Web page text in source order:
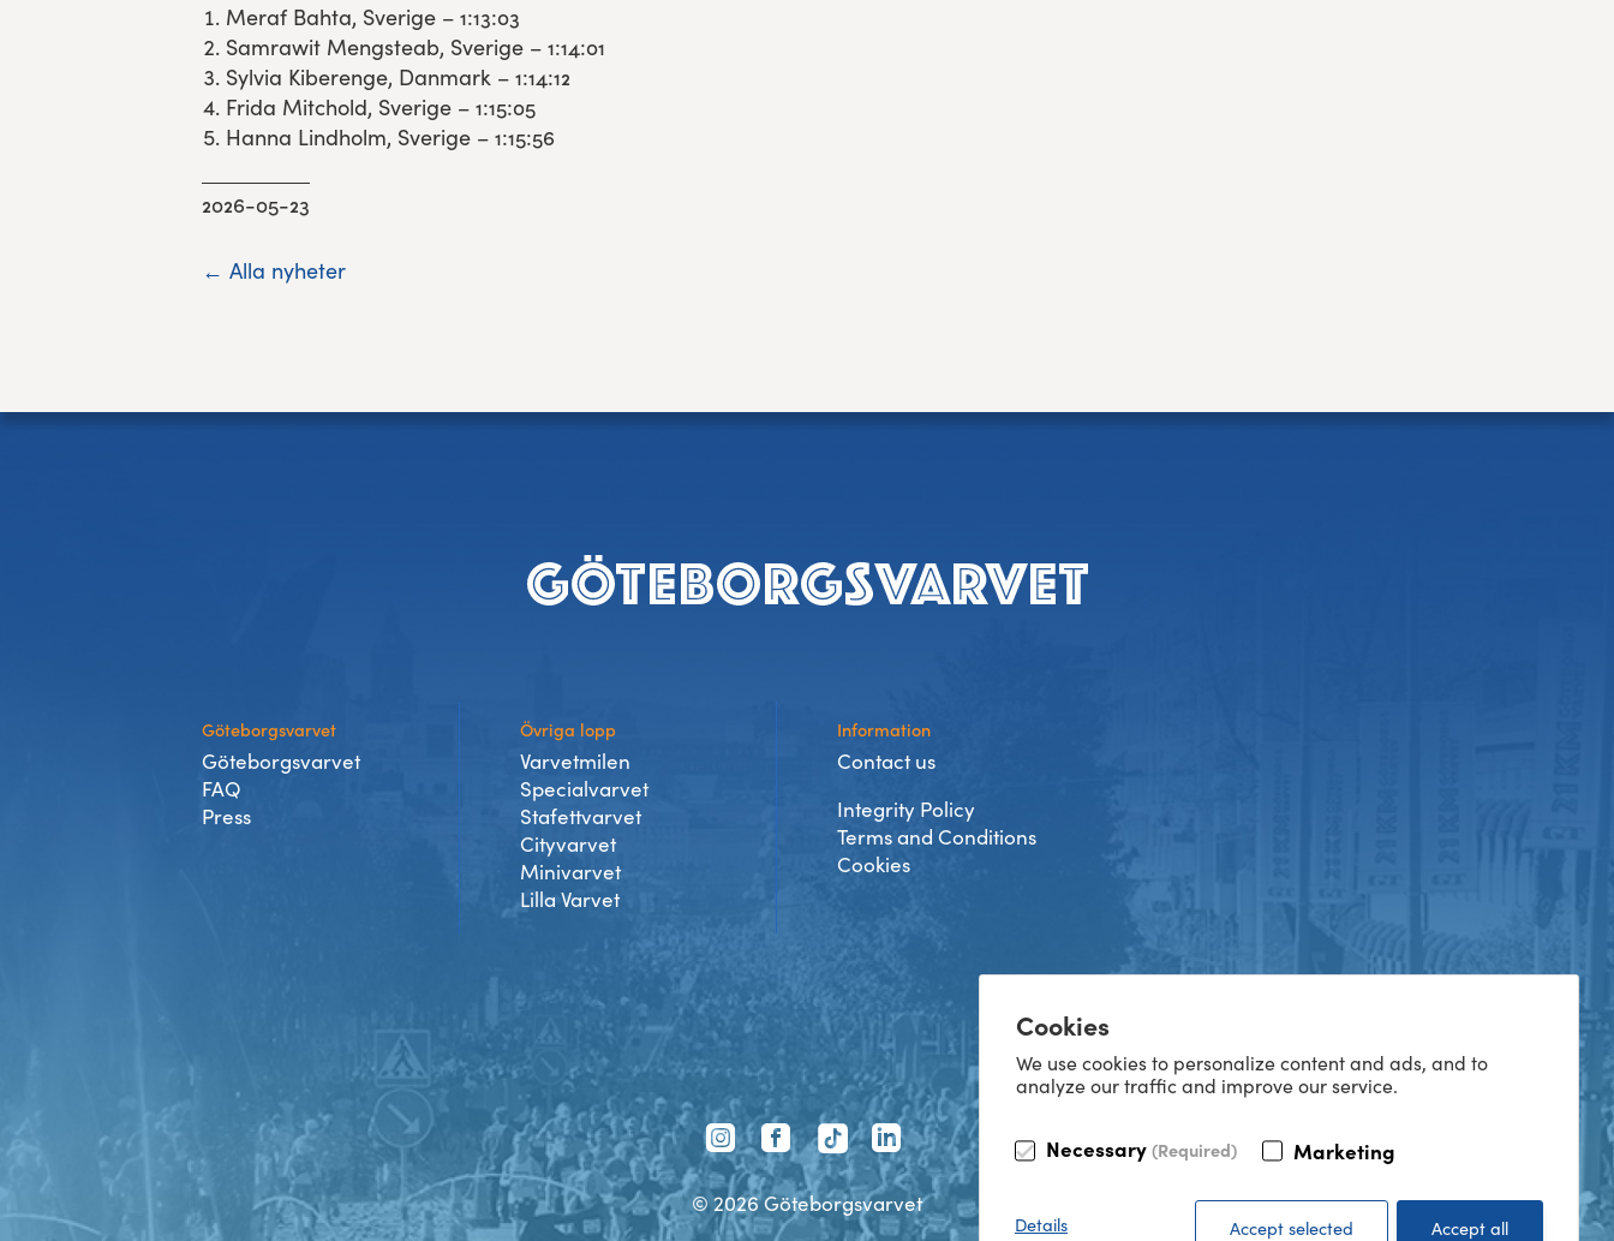
Cookies
We use cookies to personalize content and ads, and to
analyze our traffic and improve our service.
Necessary (Required) Marketing
Details
Meraf Bahta, Sverige – 1:13:03
Samrawit Mengsteab, Sverige – 1:14:01
Sylvia Kiberenge, Danmark – 1:14:12
Frida Mitchold, Sverige – 1:15:05
Hanna Lindholm, Sverige – 1:15:56
2026-05-23
← Alla nyheter
Göteborgsvarvet
Göteborgsvarvet
FAQ
Press
Övriga lopp
Varvetmilen
Specialvarvet
Stafettvarvet
Cityvarvet
Minivarvet
Lilla Varvet
Information
Contact us
Integrity Policy
Terms and Conditions
Cookies
InstagramFacebook
TikTok
LinkedIn
©2026Göteborgsvarvet